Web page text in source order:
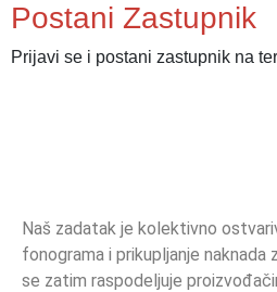
Postani Zastupnik
Prijavi se i postani zastupnik na
Naš zadatak je kolektivno
fonograma i prikupljanje naknada
se zatim raspodeljuje